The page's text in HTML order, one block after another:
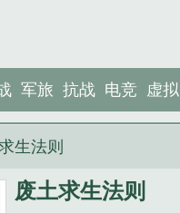
军旅 抗战 电竞 虚拟
生法则
废土求生法则